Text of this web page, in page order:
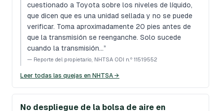
cuestionado a Toyota sobre los niveles de líquido,
que dicen que es una unidad sellada y no se puede
verificar. Toma aproximadamente 20 pies antes de
que la transmisión se reenganche. Solo sucede
cuando la transmisión…”
— Reporte del propietario, NHTSA ODI n.º 11519552
Leer todas las quejas en NHTSA →
No despliegue de la bolsa de aire en